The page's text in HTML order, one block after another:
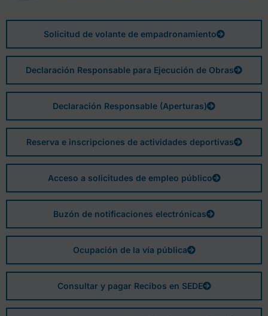
Solicitud de volante de empadronamiento
Declaración Responsable para Ejecución de Obras
Declaración Responsable (Aperturas)
Reserva e inscripciones de actividades deportivas
Acceso a solicitudes de empleo público
Buzón de notificaciones electrónicas
Ocupación de la vía pública
Consultar y pagar Recibos en SEDE